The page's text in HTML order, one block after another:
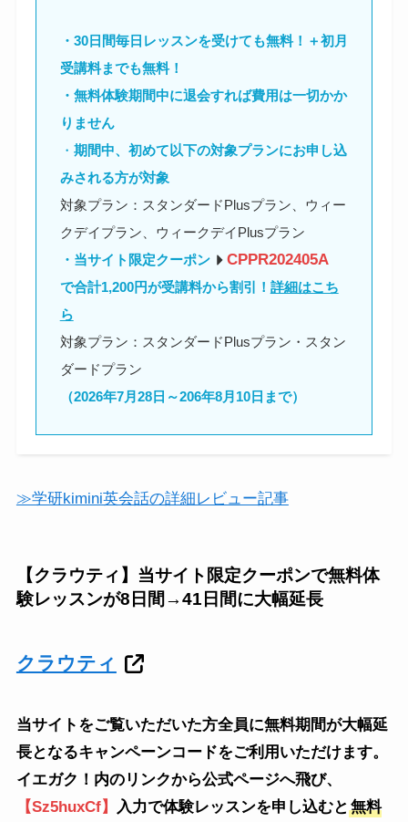
・30日間毎日レッスンを受けても無料！＋初月
受講料までも無料！
・無料体験期間中に退会すれば費用は一切かか
りません
・ 期間中、 初めて以下の対象プランにお申し込
みされる方が対象
対象プラン：スタンダードPlusプラン、ウィー
クデイプラン、ウィークデイPlusプラン
・当サイト限定クーポン
CPPR202405A
で合計1,200円が受講料から割引！ 詳細はこち
ら
対象プラン：スタンダードPlusプラン・スタン
ダードプラン
（2026年7月28日～206年8月10日まで）
≫学研kimini英会話の詳細レビュー記事
【クラウティ】当サイト限定クーポンで無料体
験レッスンが8日間→41日間に大幅延長
クラウティ
当サイトをご覧いただいた方全員に無料期間が大幅延
長となるキャンペーンコードをご利用いただけます。
イエガク！内のリンクから公式ページへ飛び、
【Sz5huxCf】
入力で体験レッスンを申し込むと 無料